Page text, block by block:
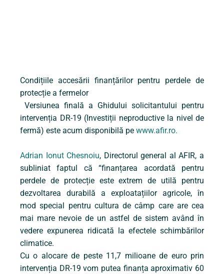
Condițiile accesării finanțărilor pentru perdele de
protecție a fermelor
Versiunea finală a Ghidului solicitantului pentru
intervenția DR-19 (Investiții neproductive la nivel de
fermă) este acum disponibilă pe www.afir.ro.
Adrian Ionut Chesnoiu, Directorul general al AFIR, a
subliniat faptul că “finanțarea acordată pentru
perdele de protecție este extrem de utilă pentru
dezvoltarea durabilă a exploatațiilor agricole, în
mod special pentru cultura de câmp care are cea
mai mare nevoie de un astfel de sistem având în
vedere expunerea ridicată la efectele schimbărilor
climatice.
Cu o alocare de peste 11,7 milioane de euro prin
intervenția DR-19 vom putea finanța aproximativ 60